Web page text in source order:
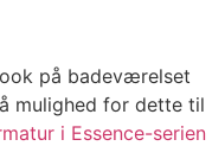
på badeværelset
mulighed for dette til
i Essence-serien